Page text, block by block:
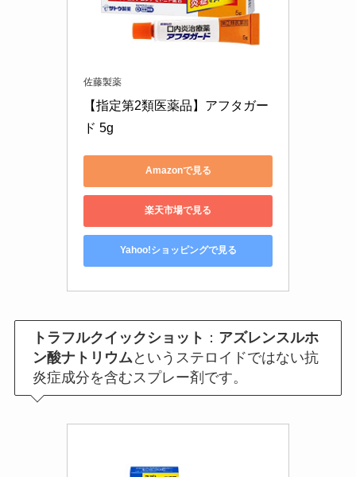
佐藤製薬
【指定第2類医薬品】アフタガー
ド 5g
Amazonで見る
楽天市場で見る
Yahoo!ショッピングで見る
トラフルクイックショット ： アズレンスルホ
ン酸ナトリウム というステロイドではない抗
炎症成分を含むスプレー剤です。